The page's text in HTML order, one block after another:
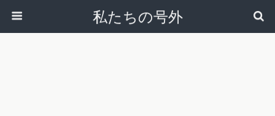
私たちの号外